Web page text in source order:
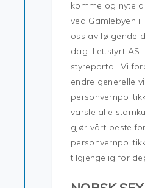
komme og nyte
ved Gamlebyen i
oss av følgende
dag: Lettstyrt
styreportal. Vi
endre generelle
varsle alle
gjør vårt beste
tilgjengelig for